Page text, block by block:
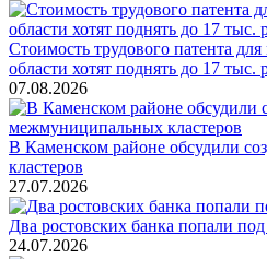
Стоимость трудового патента
области хотят поднять до 17 тыс.
07.08.2026
В Каменском районе обсудили
кластеров
27.07.2026
Два ростовских банка попали
24.07.2026